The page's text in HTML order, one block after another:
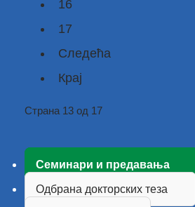
16
17
Следећа
Крај
Страна 13 од 17
Семинари и предавања
Одбрана докторских теза